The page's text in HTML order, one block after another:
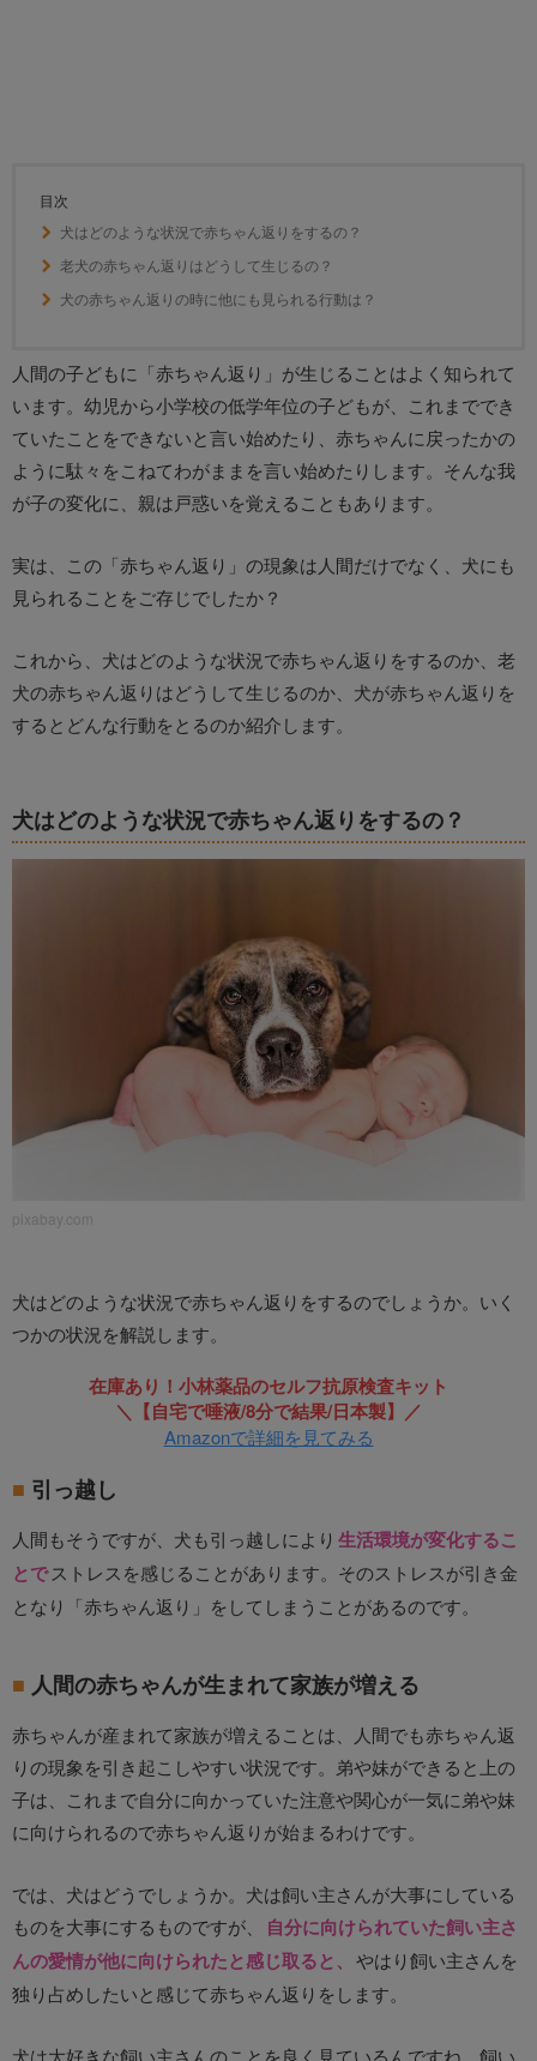
目次
犬はどのような状況で赤ちゃん返りをするの？
老犬の赤ちゃん返りはどうして生じるの？
犬の赤ちゃん返りの時に他にも見られる行動は？
人間の子どもに「赤ちゃん返り」が生じることはよく知られて
います。幼児から小学校の低学年位の子どもが、これまででき
ていたことをできないと言い始めたり、赤ちゃんに戻ったかの
ように駄々をこねてわがままを言い始めたりします。そんな我
が子の変化に、親は戸惑いを覚えることもあります。
実は、この「赤ちゃん返り」の現象は人間だけでなく、犬にも
見られることをご存じでしたか？
これから、犬はどのような状況で赤ちゃん返りをするのか、老
犬の赤ちゃん返りはどうして生じるのか、犬が赤ちゃん返りを
するとどんな行動をとるのか紹介します。
犬はどのような状況で赤ちゃん返りをするの？
pixabay.com
犬はどのような状況で赤ちゃん返りをするのでしょうか。いく
つかの状況を解説します。
在庫あり！小林薬品のセルフ抗原検査キット
＼【自宅で唾液/8分で結果/日本製】／
Amazonで詳細を見てみる
引っ越し
人間もそうですが、犬も引っ越しにより 生活環境が変化するこ
とでストレスを感じることがあります。そのストレスが引き金
となり「赤ちゃん返り」をしてしまうことがあるのです。
人間の赤ちゃんが生まれて家族が増える
赤ちゃんが産まれて家族が増えることは、人間でも赤ちゃん返
りの現象を引き起こしやすい状況です。弟や妹ができると上の
子は、これまで自分に向かっていた注意や関心が一気に弟や妹
に向けられるので赤ちゃん返りが始まるわけです。
では、犬はどうでしょうか。犬は飼い主さんが大事にしている
ものを大事にするものですが、
自分に向けられていた飼い主さ
んの愛情が他に向けられたと感じ取ると、 やはり飼い主さんを
独り占めしたいと感じて赤ちゃん返りをします。
犬は大好きな飼い主さんのことを良く見ているんですね。飼い